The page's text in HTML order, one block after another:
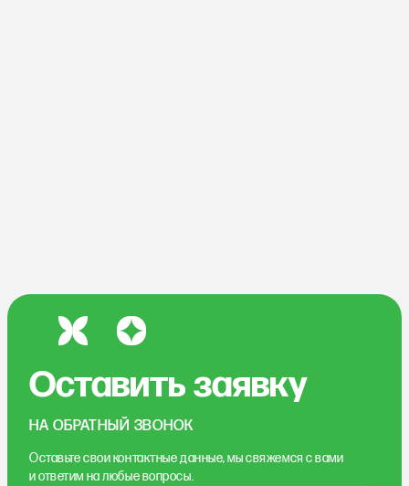
Оставить заявку
НА ОБРАТНЫЙ ЗВОНОК
Оставьте свои контактные данные, мы свяжемсяс вами
и ответим на любые вопросы.